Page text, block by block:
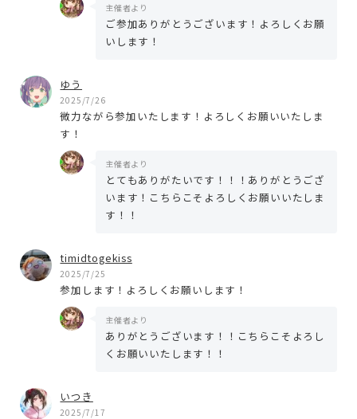
主催者より
ご参加ありがとうございます！よろしくお願
いします！
ゆう
2025/7/26
微力ながら参加いたします！よろしくお願いいたしま
す！
主催者より
とてもありがたいです！！！ありがとうござ
います！こちらこそよろしくお願いいたしま
す！！
timidtogekiss
2025/7/25
参加します！よろしくお願いします！
主催者より
ありがとうございます！！こちらこそよろし
くお願いいたします！！
いつき
2025/7/17